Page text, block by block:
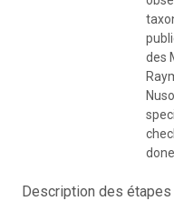
des
Description des étapes